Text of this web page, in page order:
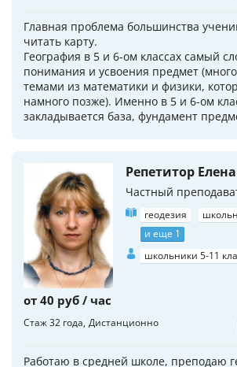
Главная проблема большинства
читать карту.
География в 5 и 6-ом классах самый
понимания и усвоения предмет
темами из математики и физики,
намного позже). Именно в 5 и 6-ом
закладывается база, фундамент
Репетитор
Частный
геодезия
и еще 1
школьники 5-11
от 40 руб / час
Стаж 32 года Дистанционно
Работаю в средней школе, преподаю